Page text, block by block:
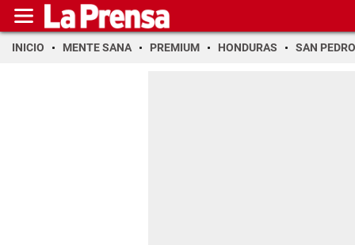
INICIO MENTE SANA PREMIUM HONDURAS SAN PEDRO